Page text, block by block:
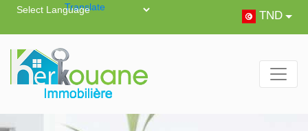
Powered byTranslate
TND